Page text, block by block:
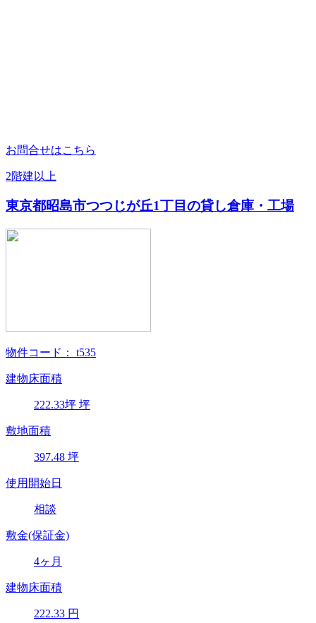
お問合せはこちら
2階建以上
東京都昭島市つつじが丘1丁目の貸し倉庫・工場
物件コード： t535
建物床面積
222.33坪 坪
敷地面積
397.48 坪
使用開始日
相談
敷金(保証金)
4ヶ月
建物床面積
222.33 円